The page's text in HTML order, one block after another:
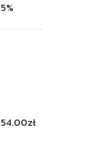
5%
54.00zł